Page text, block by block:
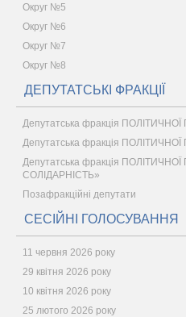
Округ №5
Округ №6
Округ №7
Округ №8
ДЕПУТАТСЬКІ ФРАКЦІЇ
Депутатська фракція
Депутатська фракція
Депутатська фракція
СОЛІДАРНІСТЬ»
Позафракційні депутати
СЕСІЙНІ ГОЛОСУВАННЯ
11 червня 2026 року
29 квітня 2026 року
10 квітня 2026 року
25 лютого 2026 року